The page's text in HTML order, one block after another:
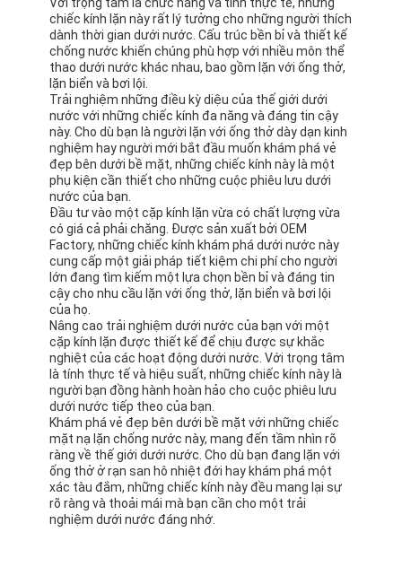
chiếc kính lặn này rất lý tưởng cho những người thích
dành thời gian dưới nước. Cấu trúc bền bỉ và thiết kế
chống nước khiến chúng phù hợp với nhiều môn thể
thao dưới nước khác nhau, bao gồm lặn với ống thở,
lặn biển và bơi lội.
Trải nghiệm những điều kỳ diệu của thế giới dưới
nước với những chiếc kính đa năng và đáng tin cậy
này. Cho dù bạn là người lặn với ống thở dày dạn kinh
nghiệm hay người mới bắt đầu muốn khám phá vẻ
đẹp bên dưới bề mặt, những chiếc kính này là một
phụ kiện cần thiết cho những cuộc phiêu lưu dưới
nước của bạn.
Đầu tư vào một cặp kính lặn vừa có chất lượng vừa
có giá cả phải chăng. Được sản xuất bởi OEM
Factory, những chiếc kính khám phá dưới nước này
cung cấp một giải pháp tiết kiệm chi phí cho người
lớn đang tìm kiếm một lựa chọn bền bỉ và đáng tin
cậy cho nhu cầu lặn với ống thở, lặn biển và bơi lội
của họ.
Nâng cao trải nghiệm dưới nước của bạn với một
cặp kính lặn được thiết kế để chịu được sự khắc
nghiệt của các hoạt động dưới nước. Với trọng tâm
là tính thực tế và hiệu suất, những chiếc kính này là
người bạn đồng hành hoàn hảo cho cuộc phiêu lưu
dưới nước tiếp theo của bạn.
Khám phá vẻ đẹp bên dưới bề mặt với những chiếc
mặt nạ lặn chống nước này, mang đến tầm nhìn rõ
ràng về thế giới dưới nước. Cho dù bạn đang lặn với
ống thở ở rạn san hô nhiệt đới hay khám phá một
xác tàu đắm, những chiếc kính này đều mang lại sự
rõ ràng và thoải mái mà bạn cần cho một trải
nghiệm dưới nước đáng nhớ.